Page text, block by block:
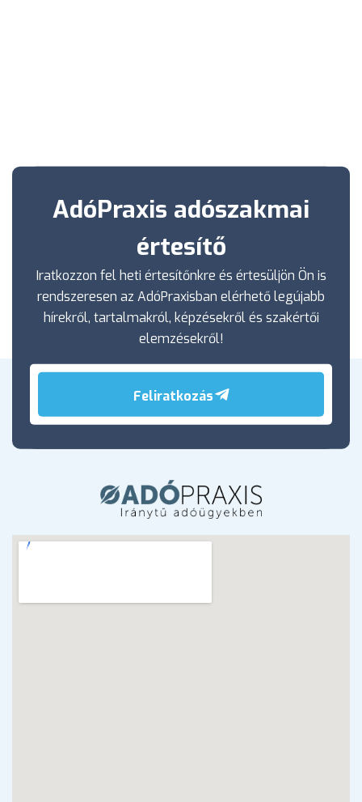
AdóPraxis adószakmai
értesítő
Iratkozzon fel heti értesítőnkre és értesüljön Ön is
rendszeresen az AdóPraxisban elérhető legújabb
hírekről, tartalmakról, képzésekről és szakértői
elemzésekről!
Feliratkozás